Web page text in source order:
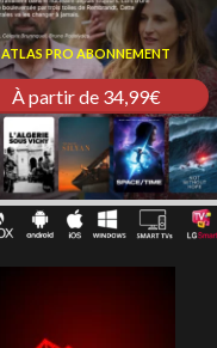
ATLAS PRO ABONNEMENT
À partir de 34,99€